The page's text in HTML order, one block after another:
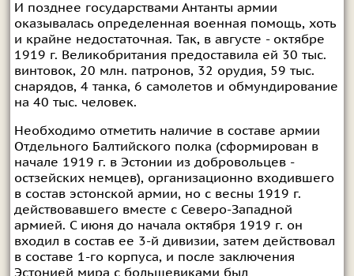
И позднее государствами Антанты армии
оказывалась определенная военная помощь, хоть
и крайне недостаточная. Так, в августе - октябре
1919 г. Великобритания предоставила ей 30 тыс.
винтовок, 20 млн. патронов, 32 орудия, 59 тыс.
снарядов, 4 танка, 6 самолетов и обмундирование
на 40 тыс. человек.
Необходимо отметить наличие в составе армии
Отдельного Балтийского полка (сформирован в
начале 1919 г. в Эстонии из добровольцев -
остзейских немцев), организационно входившего
в состав эстонской армии, но с весны 1919 г.
действовавшего вместе с Северо-Западной
армией. С июня до начала октября 1919 г. он
входил в состав ее 3-й дивизии, затем действовал
в составе 1-го корпуса, и после заключения
Эстонией мира с большевиками был